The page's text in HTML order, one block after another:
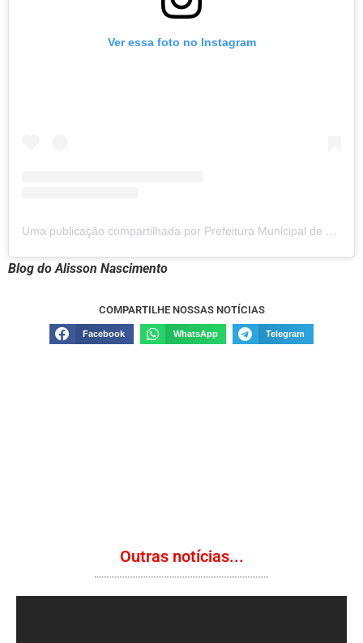
Ver essa foto no Instagram
Uma publicação compartilhada por Prefeitura Municipal de Caraúbas – PB (@prefeituradecaraubaspb)
Blog do Alisson Nascimento
COMPARTILHE NOSSAS NOTÍCIAS
Facebook WhatsApp Telegram
Outras notícias...